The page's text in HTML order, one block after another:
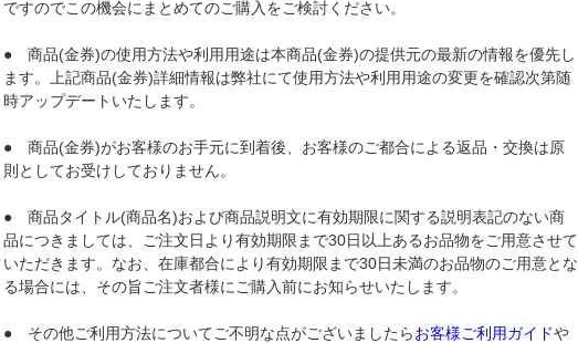
ですのでこの機会にまとめてのご購入をご検討ください。
● 商品(金券)の使用方法や利用用途は本商品(金券)の提供元の最新の情報を優先し
ます。上記商品(金券)詳細情報は弊社にて使用方法や利用用途の変更を確認次第随
時アップデートいたします。
● 商品(金券)がお客様のお手元に到着後、お客様のご都合による返品・交換は原
則としてお受けしておりません。
● 商品タイトル(商品名)および商品説明文に有効期限に関する説明表記のない商
品につきましては、ご注文日より有効期限まで30日以上あるお品物をご用意させて
いただきます。なお、在庫都合により有効期限まで30日未満のお品物のご用意とな
る場合には、その旨ご注文者様にご購入前にお知らせいたします。
● その他ご利用方法についてご不明な点がございましたらお客様ご利用ガイドや